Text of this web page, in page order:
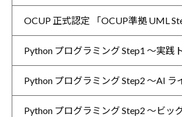
OCUP 正式認定 「OCUP準拠 UML
Python プログラミング Step1 ～実
Python プログラミング Step2 ～AI
Python プログラミング Step2 ～ビ